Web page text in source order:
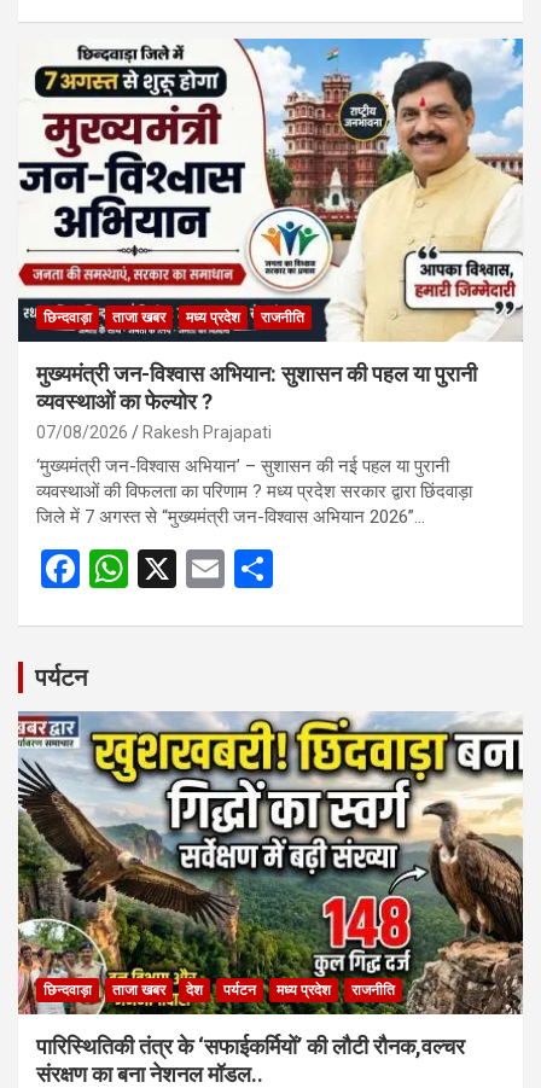
ce
b
o
o
k
at
s
A
p
p
ail ar
e
छिन्दवाड़ा ताजा खबर मध्य प्रदेश राजनीति
मुख्यमंत्री जन-विश्वास अभियान: सुशासन की पहल या पुरानी
व्यवस्थाओं का फेल्योर ?
07/08/2026 Rakesh Prajapati
‘मुख्यमंत्री जन-विश्वास अभियान’ – सुशासन की नई पहल या पुरानी
व्यवस्थाओं की विफलता का परिणाम ? मध्य प्रदेश सरकार द्वारा छिंदवाड़ा
जिले में 7 अगस्त से “मुख्यमंत्री जन-विश्वास अभियान 2026”…
F
b
o
o
k
W
A
p
p
X
E
पर्यटन
छिन्दवाड़ा ताजा खबर देश पर्यटन मध्य प्रदेश राजनीति
पारिस्थितिकी तंत्र के ‘सफाईकर्मियों’ की लौटी रौनक,वल्चर
संरक्षण का बना नेशनल मॉडल..